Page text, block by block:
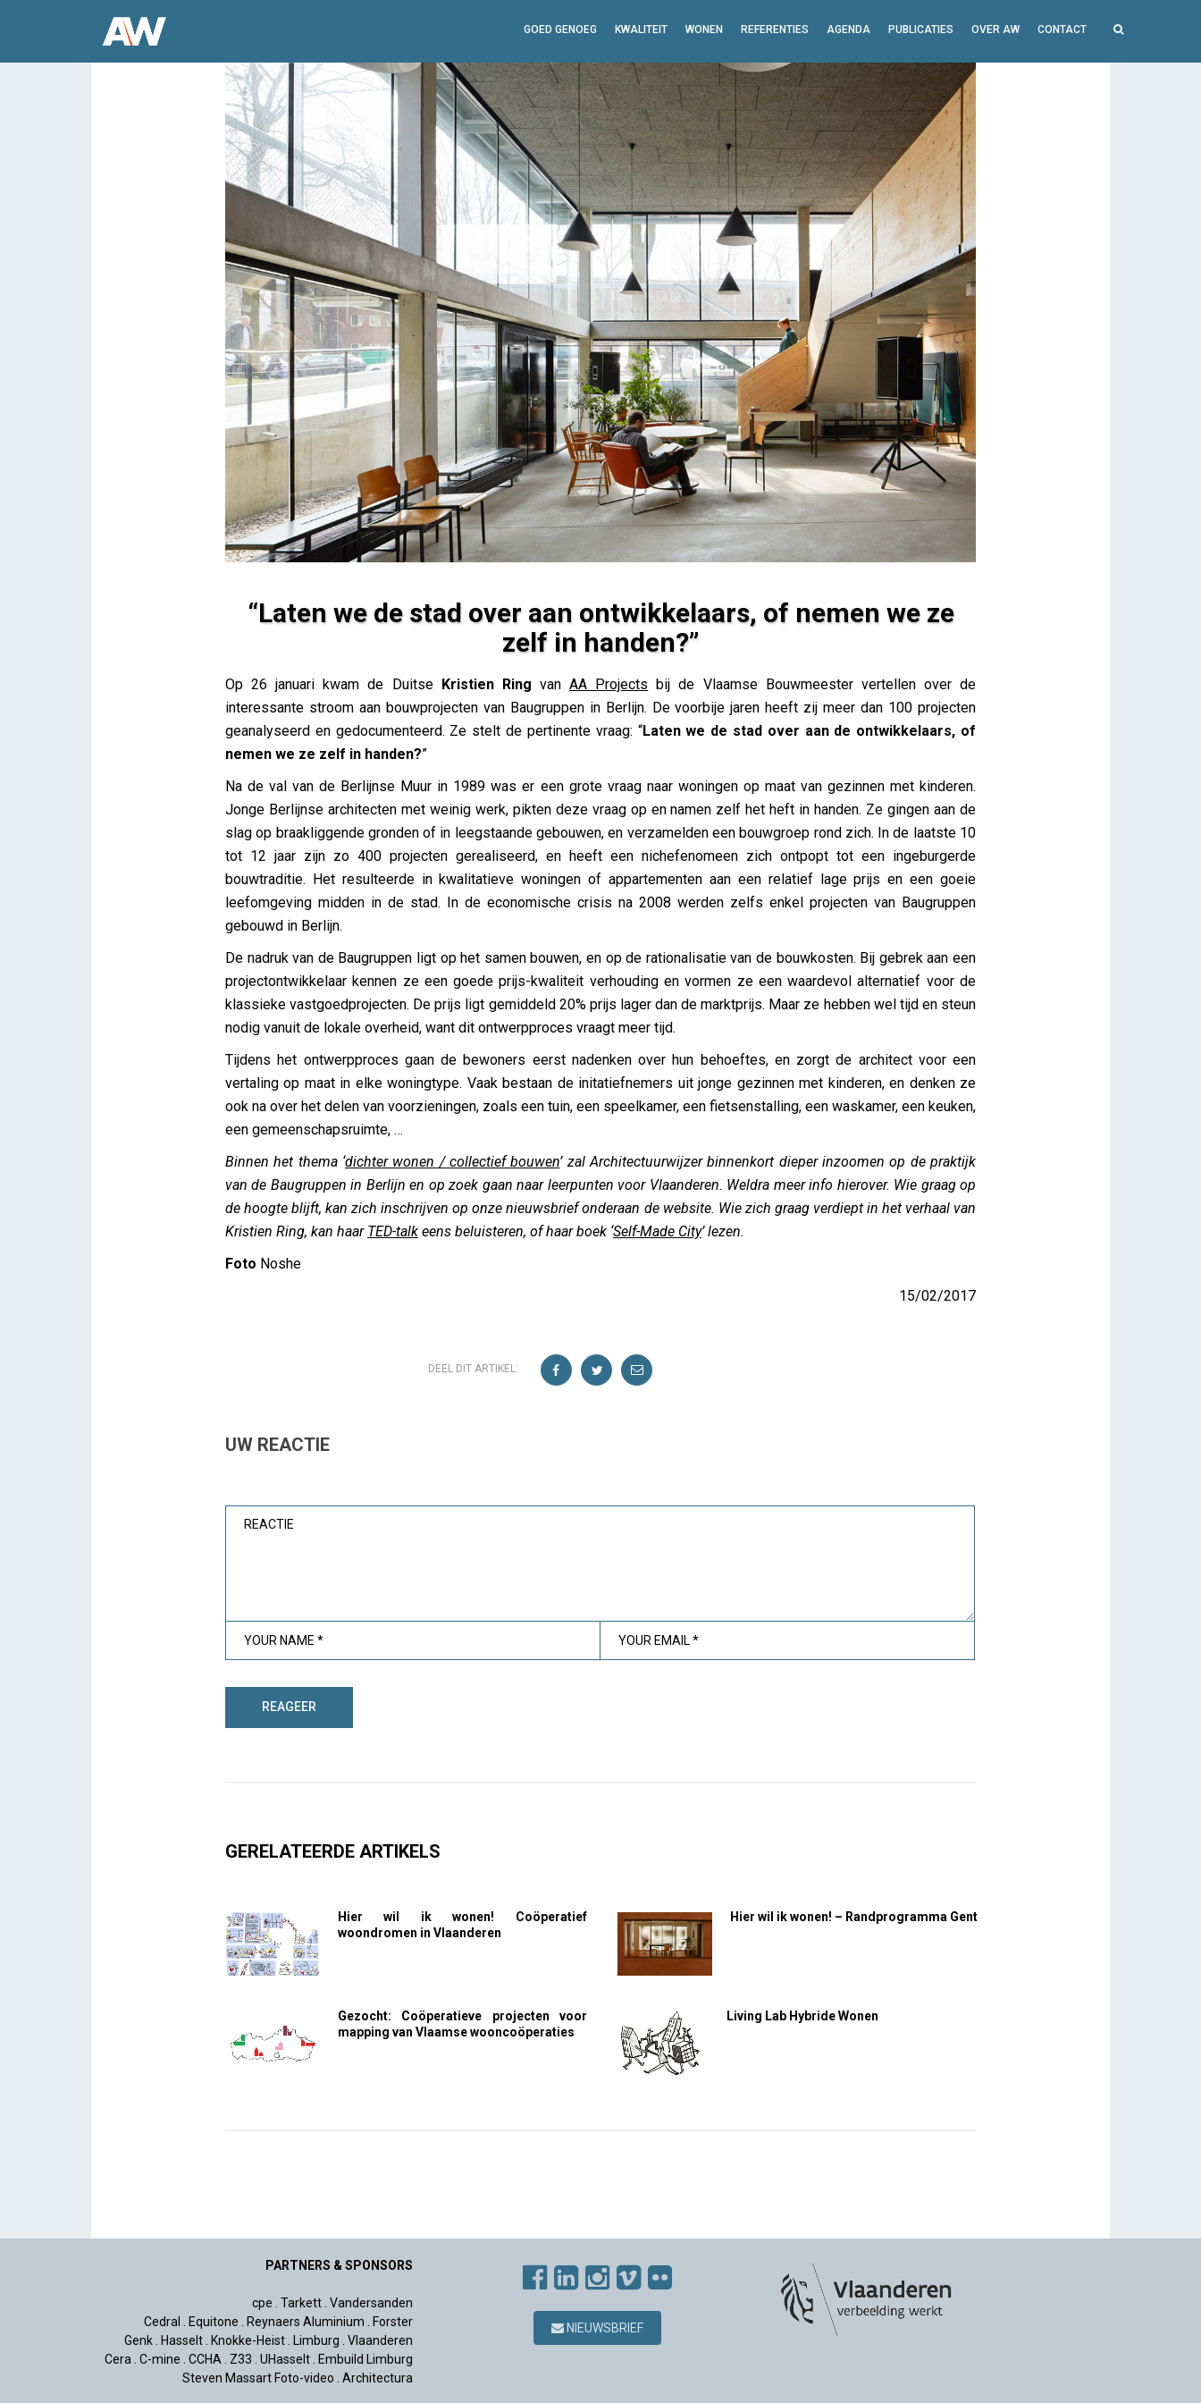
GOED GENOEG KWALITEIT WONEN REFERENTIES AGENDA PUBLICATIES OVER AW CONTACT
“Laten we de stad over aan ontwikkelaars, of nemen we ze
zelf in handen?”
“Laten we de stad over aan ontwikkelaars, of nemen we ze zelf in handen?”
iris
Op 26 januari kwam de Duitse Kristien Ring vanAA Projects bij de Vlaamse Bouwmeester vertellen over de
interessante stroom aan bouwprojecten van Baugruppen in Berlijn. De voorbije jaren heeft zij meer dan 100 projecten
geanalyseerd en gedocumenteerd. Ze stelt de pertinente vraag: “Laten we de stad over aan de ontwikkelaars, of
nemen we ze zelf in handen?”
Na de val van de Berlijnse Muur in 1989 was er een grote vraag naar woningen op maat van gezinnen met kinderen.
Jonge Berlijnse architecten met weinig werk, pikten deze vraag op en namen zelf het heft in handen. Ze gingen aan de
slag op braakliggende gronden of in leegstaande gebouwen, en verzamelden een bouwgroep rond zich. In de laatste 10
tot 12 jaar zijn zo 400 projecten gerealiseerd, en heeft een nichefenomeen zich ontpopt tot een ingeburgerde
bouwtraditie. Het resulteerde in kwalitatieve woningen of appartementen aan een relatief lage prijs en een goeie
leefomgeving midden in de stad. In de economische crisis na 2008 werden zelfs enkel projecten van Baugruppen
gebouwd in Berlijn.
De nadruk van de Baugruppen ligt op het samen bouwen, en op de rationalisatie van de bouwkosten. Bij gebrek aan een
projectontwikkelaar kennen ze een goede prijs-kwaliteit verhouding en vormen ze een waardevol alternatief voor de
klassieke vastgoedprojecten. De prijs ligt gemiddeld 20% prijs lager dan de marktprijs. Maar ze hebben wel tijd en steun
nodig vanuit de lokale overheid, want dit ontwerpproces vraagt meer tijd.
Tijdens het ontwerpproces gaan de bewoners eerst nadenken over hun behoeftes, en zorgt de architect voor een
vertaling op maat in elke woningtype. Vaak bestaan de initatiefnemers uit jonge gezinnen met kinderen, en denken ze
ook na over het delen van voorzieningen, zoals een tuin, een speelkamer, een fietsenstalling, een waskamer, een keuken,
een gemeenschapsruimte, …
Binnen het thema ‘dichter wonen / collectief bouwen’ zal Architectuurwijzer binnenkort dieper inzoomen op de praktijk
van de Baugruppen in Berlijn en op zoek gaan naar leerpunten voor Vlaanderen. Weldra meer info hierover. Wie graag op
de hoogte blijft, kan zich inschrijven op onze nieuwsbrief onderaan de website. Wie zich graag verdiept in het verhaal van
Kristien Ring, kan haar TED-talk eens beluisteren, of haar boek ‘Self-Made City’ lezen.
Foto Noshe
15/02/2017
DEEL DIT ARTIKEL:
UW REACTIE
GERELATEERDE ARTIKELS
Hier wil ik wonen! Coöperatief
woondromen in Vlaanderen
Hier wil ik wonen! – Randprogramma Gent
Gezocht: Coöperatieve projecten voor
mapping van Vlaamse wooncoöperaties
Living Lab Hybride Wonen
PARTNERS & SPONSORS
cpe Tarkett Vandersanden
Cedral
Equitone Reynaers Aluminium
Forster
Genk
Hasselt Knokke-Heist Limburg
Vlaanderen
Cera
C-mine CCHA Z33 UHasselt
Embuild Limburg
Steven Massart Foto-video
Architectura
NIEUWSBRIEF